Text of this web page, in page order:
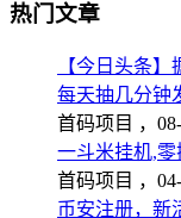
热门文章
【今日头条
每天抽几分钟
首码项目 ，
一斗米挂机,
首码项目 ，
币安注册，新